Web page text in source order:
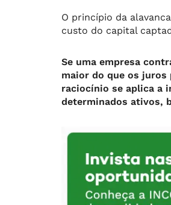
O princípio da
custo do capital
Se uma empresa
maior do que os juros
raciocínio se aplica a
determinados ativos,